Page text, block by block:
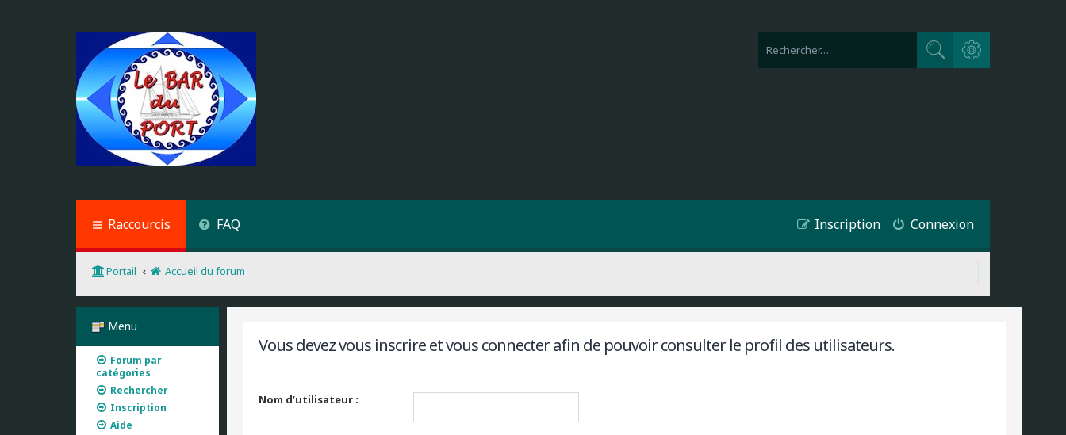
Rechercher
Recherche avancée
Raccourcis FAQ Connexion
Inscription
Portail Accueil du forum
Vous devez vous inscrire et vous connecter afin de pouvoir consulter le profil des utilisateurs.
Nom d’utilisateur :
Menu
Forum par
catégories
Rechercher
Inscription
Aide